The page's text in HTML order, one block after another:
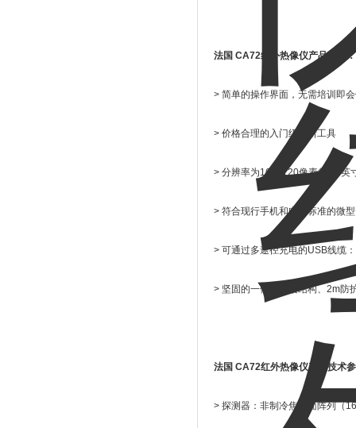
法国 CA72红外热像仪产品特点：
> 简单的操作界面，无需培训即
> 价格合理的入门级诊断工具
> 分辨率为160×120像素的3.6英
> 符合现行手机和电器标准的微
> 可通过多途径充电的USB线缆
> 坚固的一体式框架结构、2m防
法国 CA72红外热像仪产品技术
> 探测器：非制冷焦平面阵列（